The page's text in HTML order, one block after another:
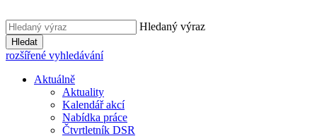
Hledaný výraz
Hledat
rozšířené vyhledávání
Aktuálně
Aktuality
Kalendář akcí
Nabídka práce
Čtvrtletník DSR